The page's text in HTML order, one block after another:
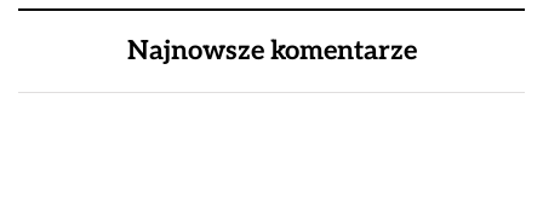
Najnowsze komentarze